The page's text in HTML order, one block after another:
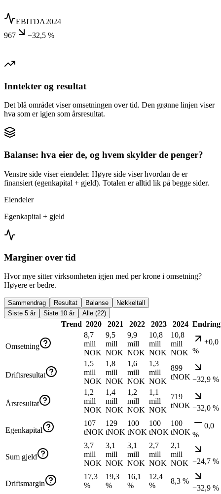
EBITDA2024
967
−32,5 %
Inntekter og resultat
Det blå området viser omsetningen over tid. Den grønne linjen viser
hva som er igjen som årsresultat.
Balanse: hva eier de, og hvem skylder de penger?
Venstre side viser eiendeler. Høyre side viser hvordan de er
finansiert (egenkapital + gjeld). Totalen er alltid lik på begge sider.
Eiendeler
Egenkapital + gjeld
Marginer over tid
Hvor mye sitter virksomheten igjen med per krone i omsetning?
Høyere er bedre.
Sammendrag Resultat Balanse
Nøkkeltall
Siste 5 år
Siste 10 år Alle (22)
Trend 2020 2021 2022 2023 2024 Endring
Omsetning
8,7
mill
NOK
9,5
mill
NOK
9,9
mill
NOK
10,8
mill
NOK
10,8
mill
NOK
+0,0
%
Driftsresultat
1,5
mill
NOK
1,8
mill
NOK
1,6
mill
NOK
1,3
mill
NOK
899
tNOK −32,9 %
Årsresultat
1,2
mill
NOK
1,4
mill
NOK
1,2
mill
NOK
1,1
mill
NOK
719
tNOK −32,0 %
Egenkapital
107
tNOK
129
tNOK
100
tNOK
100
tNOK
100
tNOK
0,0
%
Sum gjeld
3,7
mill
NOK
3,1
mill
NOK
3,1
mill
NOK
2,7
mill
NOK
2,1
mill
NOK −24,7 %
Driftsmargin
17,3
%
19,3
%
16,1
%
12,4
%
8,3 %
−32,9 %